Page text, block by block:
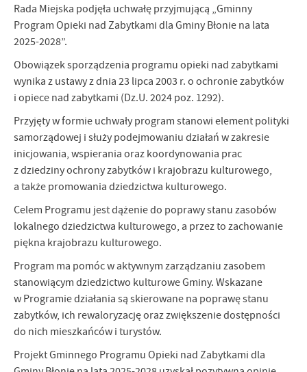
Rada Miejska podjęła uchwałę przyjmującą „Gminny
Program Opieki nad Zabytkami dla Gminy Błonie na lata
2025-2028”.
Obowiązek sporządzenia programu opieki nad zabytkami
wynika z ustawy z dnia 23 lipca 2003 r. o ochronie zabytków
i opiece nad zabytkami (Dz.U. 2024 poz. 1292).
Przyjęty w formie uchwały program stanowi element polityki
samorządowej i służy podejmowaniu działań w zakresie
inicjowania, wspierania oraz koordynowania prac
z dziedziny ochrony zabytków i krajobrazu kulturowego,
a także promowania dziedzictwa kulturowego.
Celem Programu jest dążenie do poprawy stanu zasobów
lokalnego dziedzictwa kulturowego, a przez to zachowanie
piękna krajobrazu kulturowego.
Program ma pomóc w aktywnym zarządzaniu zasobem
stanowiącym dziedzictwo kulturowe Gminy. Wskazane
w Programie działania są skierowane na poprawę stanu
zabytków, ich rewaloryzację oraz zwiększenie dostępności
do nich mieszkańców i turystów.
Projekt Gminnego Programu Opieki nad Zabytkami dla